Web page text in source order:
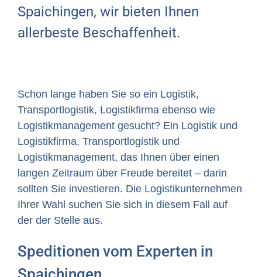
Spaichingen, wir bieten Ihnen
allerbeste Beschaffenheit.
Schon lange haben Sie so ein Logistik,
Transportlogistik, Logistikfirma ebenso wie
Logistikmanagement gesucht? Ein Logistik und
Logistikfirma, Transportlogistik und
Logistikmanagement, das Ihnen über einen
langen Zeitraum über Freude bereitet – darin
sollten Sie investieren. Die Logistikunternehmen
Ihrer Wahl suchen Sie sich in diesem Fall auf
der der Stelle aus.
Speditionen vom Experten in